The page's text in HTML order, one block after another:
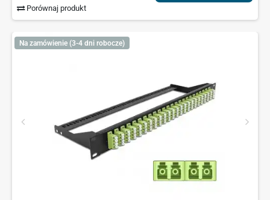
Porównaj produkt
Na zamówienie (3-4 dni robocze)